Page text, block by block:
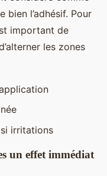
bien l’adhésif. Pour
important de
les zones
irritations
un effet immédiat